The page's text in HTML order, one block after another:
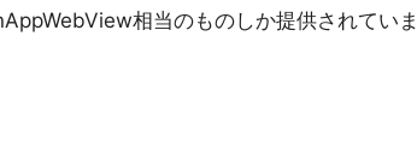
相当のものしか提供されてい